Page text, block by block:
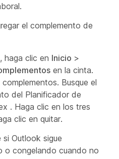
el complemento de
haga clic en Inicio >
en la cinta.
complementos. Busque el
del Planificador de
. Haga clic en los tres
clic en quitar.
si Outlook sigue
o congelando cuando no